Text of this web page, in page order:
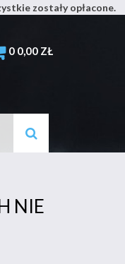
zostały opłacone.
0 0,00 ZŁ
NIE